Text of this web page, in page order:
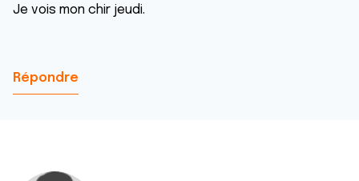
Je vois mon chir jeudi.
Répondre